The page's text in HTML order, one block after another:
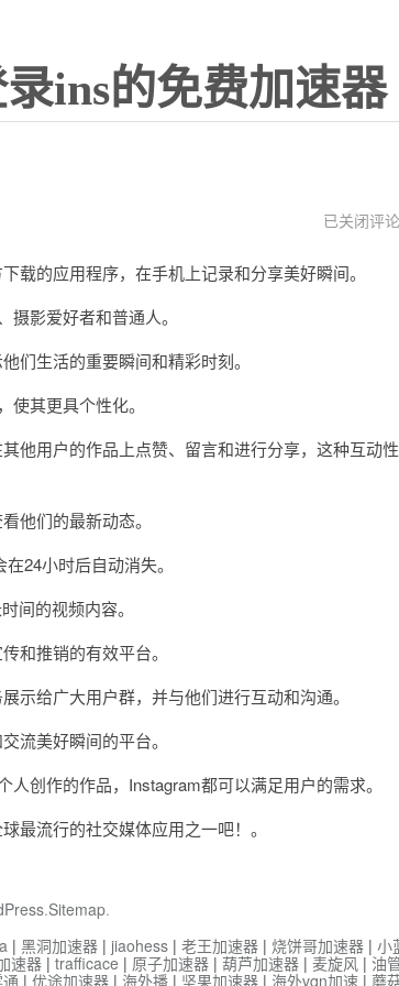
ins的免费加速器
instagram
官
已关闭评论
的应用程序，在手机上记录和分享美好瞬间。
影爱好者和普通人。
生活的重要瞬间和精彩时刻。
其更具个性化。
用户的作品上点赞、留言和进行分享，这种互动性
他们的最新动态。
24小时后自动消失。
间的视频内容。
推销的有效平台。
给广大用户群，并与他们进行互动和沟通。
美好瞬间的平台。
创作的作品，Instagram都可以满足用户的需求。
流行的社交媒体应用之一吧！。
.Sitemap.
| 黑洞加速器 | jiaohess | 老王加速器 | 烧饼哥加速器 | 小
速器 | trafficace | 原子加速器 | 葫芦加速器 | 麦旋风 | 油
| 优途加速器 | 海外播 | 坚果加速器 | 海外vqn加速 | 蘑